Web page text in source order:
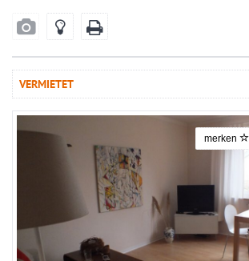
VERMIETET
merken